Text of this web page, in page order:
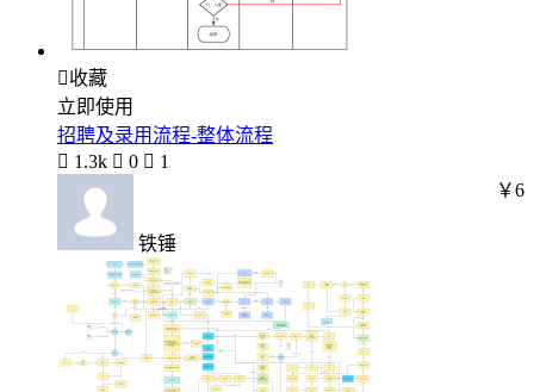
收藏
立即使用
招聘及录用流程-整体流程
 1.3k  0  1
铁锤
￥6